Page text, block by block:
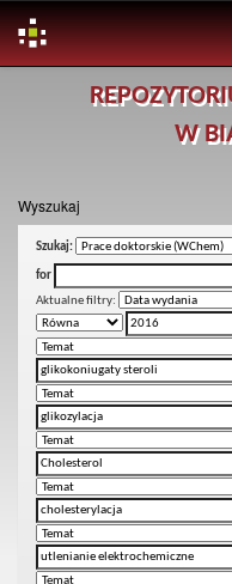
W
Wyszukaj
Szukaj:
for
Aktualne filtry: